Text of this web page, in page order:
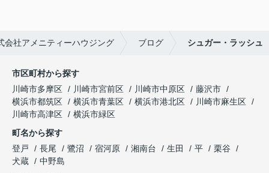
会社アメニティーハウジング ブログ シュガー・ラッシュ
市区町村から探す
川崎市多摩区
川崎市宮前区 川崎市中原区
藤沢市
横浜市都筑区
横浜市青葉区 横浜市港北区
川崎市麻生区
川崎市高津区
横浜市緑区
町名から探す
登戸
長尾 鷺沼 宿河原 湘南台 生田 平
栗谷
犬蔵
中野島